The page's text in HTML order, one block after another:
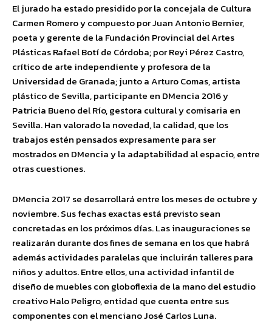
El jurado ha estado presidido por la concejala de Cultura
Carmen Romero y compuesto por Juan Antonio Bernier,
poeta y gerente de la Fundación Provincial del Artes
Plásticas Rafael Botí de Córdoba; por Reyi Pérez Castro,
crítico de arte independiente y profesora de la
Universidad de Granada; junto a Arturo Comas, artista
plástico de Sevilla, participante en DMencia 2016 y
Patricia Bueno del Río, gestora cultural y comisaria en
Sevilla. Han valorado la novedad, la calidad, que los
trabajos estén pensados expresamente para ser
mostrados en DMencia y la adaptabilidad al espacio, entre
otras cuestiones.
DMencia 2017 se desarrollará entre los meses de octubre y
noviembre. Sus fechas exactas está previsto sean
concretadas en los próximos días. Las inauguraciones se
realizarán durante dos fines de semana en los que habrá
además actividades paralelas que incluirán talleres para
niños y adultos. Entre ellos, una actividad infantil de
diseño de muebles con globoflexia de la mano del estudio
creativo Halo Peligro, entidad que cuenta entre sus
componentes con el menciano José Carlos Luna.